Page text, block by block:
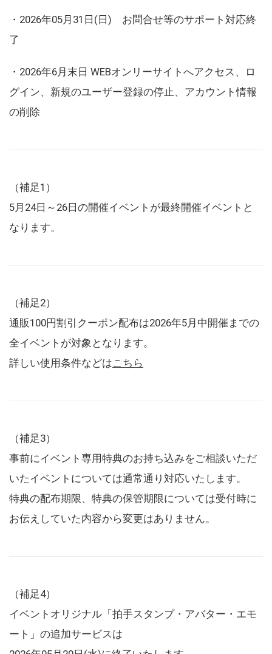
・2026年05月31日(日) お問合せ等のサポート対応終
了
・2026年6月末日 WEBオンリーサイトへアクセス、ロ
グイン、新規のユーザー登録の停止、アカウント情報
の削除
（補足1）
5月24日～26日の開催イベントが最終開催イベントと
なります。
（補足2）
通販100円割引クーポン配布は2026年5月中開催までの
全イベントが対象となります。
詳しい使用条件などはこちら
（補足3）
事前にイベント専用特典のお持ち込みをご相談いただ
いたイベントについては通常通り対応いたします。
特典の配布期限、特典の保管期限については受付時に
お伝えしていた内容から変更はありません。
（補足4）
イベントオリジナル「拍手スタンプ・アバター・エモ
ート」の追加サービスは